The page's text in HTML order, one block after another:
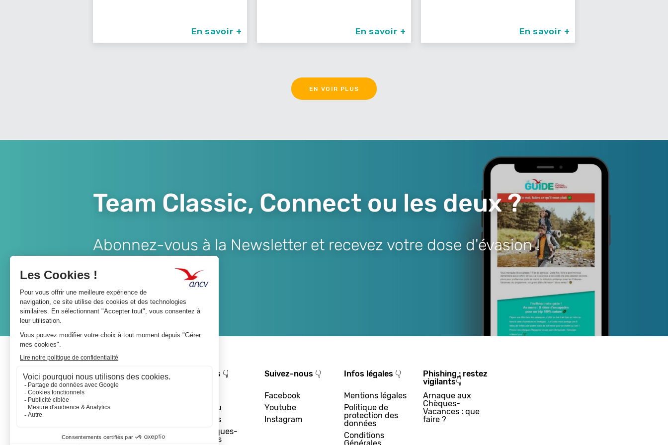
En savoir + En savoir + En savoir +
EN VOIR PLUS
Team Classic, Connect ou les deux ?
Abonnez-vous à la Newsletter et recevez votre dose d'évasion !
A propos 👇
Le réseau
Les actus
Les Chèques-
Vacances
Suivez-nous 👇
Facebook
Youtube
Instagram
Infos légales 👇
Mentions légales
Politique de
protection des
données
Conditions
Phishing : restez
vigilants👇
Arnaque aux
Chèques-
Vacances : que
faire ?